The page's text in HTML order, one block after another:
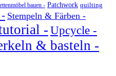
bauen - Patchwork quilting
Stempeln & Färben -
-Upcycle -
& basteln -